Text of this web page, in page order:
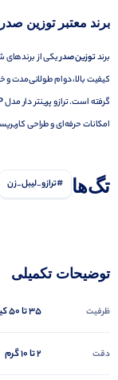
برند معتبر توزین صدر
برندتوزین صدریکی از برندهای
کیفیت بالا، دوام طولانی‌مدت
گرفته است. ترازو پرینتر دار مدل
امکانات حرفه‌ای و طراحی
تگ‌ها #ترازو_لیبل_زن
توضیحات تکمیلی
ظرفیت 35 تا 50 کیلوگرم
دقت 2 تا 10 گرم